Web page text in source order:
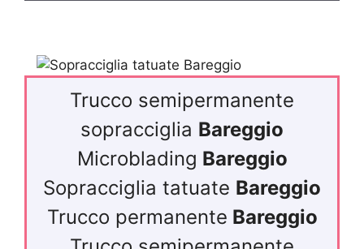
Trucco semipermanente
sopracciglia Bareggio
Microblading Bareggio
Sopracciglia tatuate Bareggio
Trucco permanente Bareggio